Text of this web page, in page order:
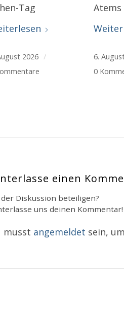
Tag
2026 /
Atems
6.
0
einen
Diskussion beteiligen?
uns deinen Kommentar!
musst angemeldet sein,